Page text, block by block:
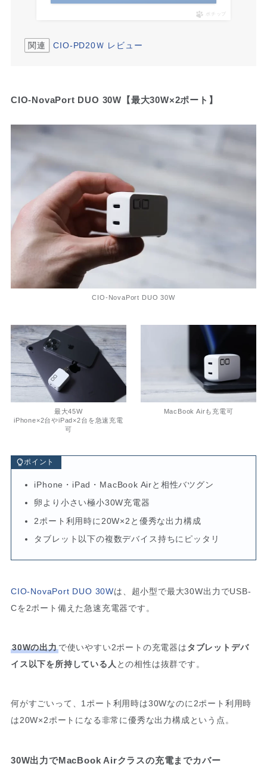
ポチップ
関連 CIO-PD20Ｗ レビュー
CIO-NovaPort DUO 30W【最大30W×2ポート】
CIO-NovaPort DUO 30W
最大45W
iPhone×2台やiPad×2台を急速充電
可
MacBook Airも充電可
ポイント
iPhone・iPad・MacBook Airと相性バツグン
卵より小さい極小30W充電器
2ポート利用時に20W×2と優秀な出力構成
タブレット以下の複数デバイス持ちにピッタリ
CIO-NovaPort DUO 30Wは、超小型で最大30W出力でUSB-
Cを2ポート備えた急速充電器です。
30Wの出力で使いやすい2ポートの充電器はタブレットデバ
イス以下を所持している人 との相性は抜群です。
何がすごいって、1ポート利用時は30Wなのに2ポート利用時
は20W×2ポートになる非常に優秀な出力構成という点。
30W出力でMacBook Airクラスの充電までカバー